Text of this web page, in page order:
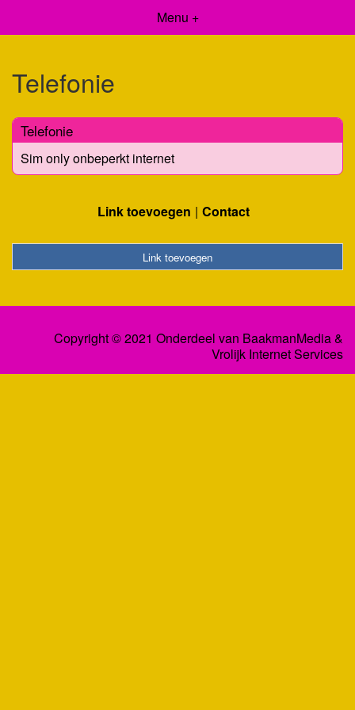
Menu +
Telefonie
Telefonie
Sim only onbeperkt internet
Link toevoegen Contact
Link toevoegen
Copyright © 2021 Onderdeel van BaakmanMedia&
Vrolijk Internet Services